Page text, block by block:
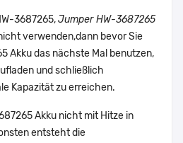
3687265,Jumper HW-3687265
verwenden,dann bevor Sie
Akku das nächste Mal benutzen,
und schließlich
Kapazität zu erreichen.
Akku nicht mit Hitze in
entsteht die